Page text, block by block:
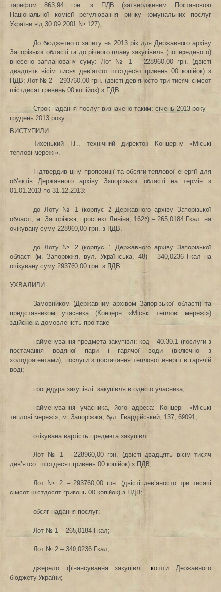
тарифом 863,94 грн. з ПДВ (затвердженим Постановою
Національної комісії регулювання ринку комунальних послуг
України від 30.09.2001 № 127);
До бюджетного запиту на 2013 рік для Державного архіву
Запорізької області та до річного плану закупівель (попереднього)
внесено заплановану суму: Лот № 1 – 228960,00 грн. (двісті
двадцять вісім тисяч дев’ятсот шістдесят гривень 00 копійок) з
ПДВ; Лот № 2 – 293760,00 грн. (двісті дев’яносто три тисячі сімсот
шістдесят гривень 00 копійок) з ПДВ.
Строк надання послуг визначено таким: січень 2013 року –
грудень 2013 року.
ВИСТУПИЛИ:
Тихенький І.Г., технічний директор Концерну «Міські
теплові мережі».
Підтвердив ціну пропозиції та обсяги теплової енергії для
об’єктів Державного архіву Запорізької області на термін з
01.01.2013 по 31.12.2013:
до Лоту № 1 (корпус 2 Державного архіву Запорізької
області, м. Запоріжжя, проспект Леніна, 162б) – 265,0184 Гкал. на
очікувану суму 228960,00 грн. з ПДВ.
до Лоту № 2 (корпус 1 Державного архіву Запорізької
області (м. Запоріжжя, вул. Українська, 48) – 340,0236 Гкал на
очікувану суму 293760,00 грн. з ПДВ.
УХВАЛИЛИ:
Замовником (Державним архівом Запорізької області) та
представником учасника (Концерн «Міські теплові мережі»)
здійснена домовленість про таке:
найменування предмета закупівлі: код – 40.30.1 (послуги з
постачання водяної пари і гарячої води (включно з
холодоагентами), послуги з постачання теплової енергії в гарячій
воді;
процедура закупівлі: закупівля в одного учасника;
найменування учасника, його адреса: Концерн «Міські
теплові мережі», м. Запоріжжя, бул. Гвардійський, 137, 69091;
очікувана вартість предмета закупівлі:
Лот № 1 – 228960,00 грн. (двісті двадцять вісім тисяч
дев’ятсот шістдесят гривень 00 копійок) з ПДВ;
Лот № 2 – 293760,00 грн. (двісті дев’яносто три тисячі
сімсот шістдесят гривень 00 копійок) з ПДВ;
обсяг надання послуг:
Лот № 1 – 265,0184 Гкал;
Лот № 2 – 340,0236 Гкал;
джерело фінансування закупівлі: кошти Державного
бюджету України;